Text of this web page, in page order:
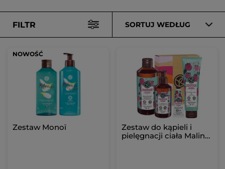
FILTR SORTUJ WEDŁUG
NOWOŚĆ
Zestaw Monoï
Zestaw do kąpieli i
pielęgnacji ciała Malina